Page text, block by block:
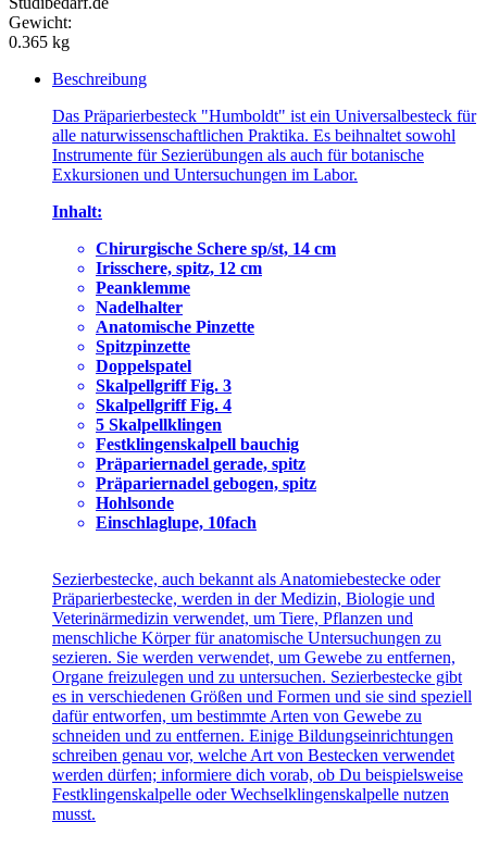
Gewicht:
0.365 kg
Beschreibung
Das Präparierbesteck "Humboldt" ist ein Universalbesteck für
alle naturwissenschaftlichen Praktika. Es beihnaltet sowohl
Instrumente für Sezierübungen als auch für botanische
Exkursionen und Untersuchungen im Labor.
Inhalt:
Chirurgische Schere sp/st, 14 cm
Irisschere, spitz, 12 cm
Peanklemme
Nadelhalter
Anatomische Pinzette
Spitzpinzette
Doppelspatel
Skalpellgriff Fig. 3
Skalpellgriff Fig. 4
5 Skalpellklingen
Festklingenskalpell bauchig
Präpariernadel gerade, spitz
Präpariernadel gebogen, spitz
Hohlsonde
Einschlaglupe, 10fach
Sezierbestecke, auch bekannt als Anatomiebestecke oder
Präparierbestecke, werden in der Medizin, Biologie und
Veterinärmedizin verwendet, um Tiere, Pflanzen und
menschliche Körper für anatomische Untersuchungen zu
sezieren. Sie werden verwendet, um Gewebe zu entfernen,
Organe freizulegen und zu untersuchen. Sezierbestecke gibt
es in verschiedenen Größen und Formen und sie sind speziell
dafür entworfen, um bestimmte Arten von Gewebe zu
schneiden und zu entfernen. Einige Bildungseinrichtungen
schreiben genau vor, welche Art von Bestecken verwendet
werden dürfen; informiere dich vorab, ob Du beispielsweise
Festklingenskalpelle oder Wechselklingenskalpelle nutzen
musst.